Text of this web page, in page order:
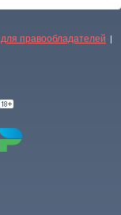
для правообладателей |